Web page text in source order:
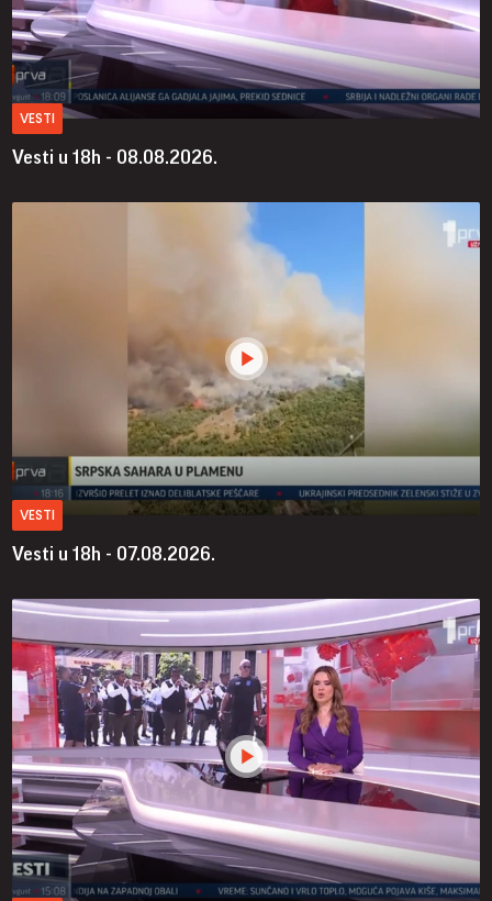
VESTI
Vesti u 18h - 08.08.2026.
VESTI
Vesti u 18h - 07.08.2026.